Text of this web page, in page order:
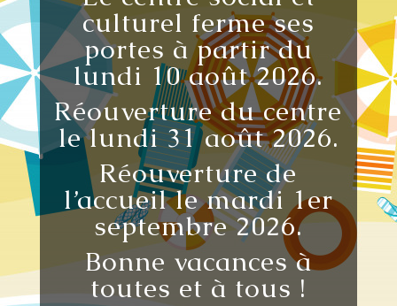
culturel ferme ses
portes à partir du
lundi 10 août 2026.
Réouverture du centre
le lundi 31 août 2026.
Réouverture de
l’accueil le mardi 1er
septembre 2026.
Bonne vacances à
toutes et à tous !